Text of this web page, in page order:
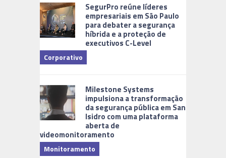
SegurPro reúne líderes
empresariais em São Paulo
para debater a segurança
híbrida e a proteção de
executivos C-Level
Corporativo
Milestone Systems
impulsiona a transformação
da segurança pública em San
Isidro com uma plataforma
aberta de
videomonitoramento
Monitoramento